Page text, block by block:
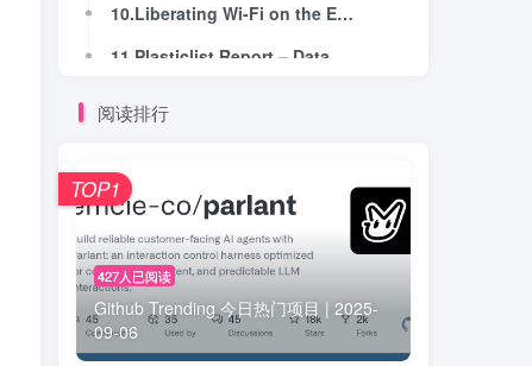
10.Liberating Wi-Fi on the ESP32
14.Scale Model of Boeing 777-300ER, Made from Manila Folders
17.PCIe trouble with 4TB Crucial T500 NVMe SSD for >1 power cycle on MSI PRO X670-P
18.Spotify Shuts Down ‘Unwrapped’ Artist Royalty Calculator with Legal Threats
10.Liberating Wi-Fi on the ESP32
14.Scale Model of Boeing 777-300ER, Made from Manila Folders
17.PCIe trouble with 4TB Crucial T500 NVMe SSD for >1 power cycle on MSI PRO X670-P
18.Spotify Shuts Down ‘Unwrapped’ Artist Royalty Calculator with Legal Threats
阅读排行
427人已阅读
Github Trending 今日热门项目 | 2025-
09-06
TOP1